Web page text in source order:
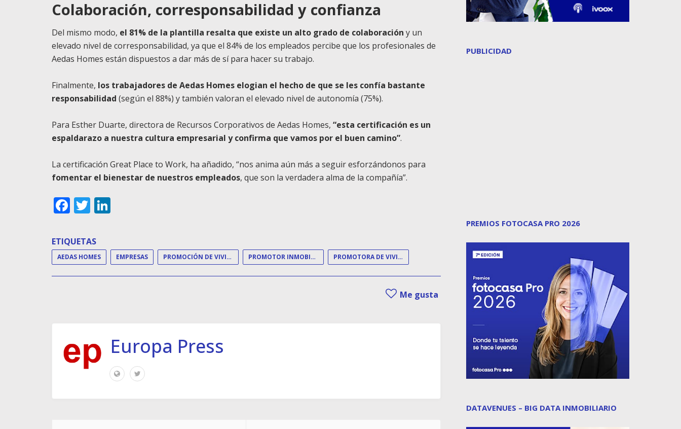
Colaboración, corresponsabilidad y confianza
Del mismo modo, el 81% de la plantilla resalta que existe un alto grado de colaboración y un
elevado nivel de corresponsabilidad, ya que el 84% de los empleados percibe que los profesionales de
Aedas Homes están dispuestos a dar más de sí para hacer su trabajo.
Finalmente, los trabajadores de Aedas Homes elogian el hecho de que se les confía bastante
responsabilidad (según el 88%) y también valoran el elevado nivel de autonomía (75%).
Para Esther Duarte, directora de Recursos Corporativos de Aedas Homes, “esta certificación es un
espaldarazo a nuestra cultura empresarial y confirma que vamos por el buen camino”.
La certificación Great Place to Work, ha añadido, “nos anima aún más a seguir esforzándonos para
fomentar el bienestar de nuestros empleados, que son la verdadera alma de la compañía”.
Facebook
Twitter
ETIQUETAS
AEDAS HOMES EMPRESAS PROMOCIÓN DE VIVIENDAS PROMOTOR INMOBILIARIO PROMOTORA DE VIVIENDAS
Me gusta
Europa Press
PUBLICIDAD
PREMIOS FOTOCASA PRO 2026
DATAVENUES – BIG DATA INMOBILIARIO